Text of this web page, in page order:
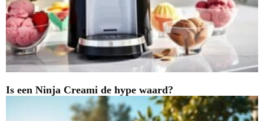
Is een Ninja Creami de hype waard?